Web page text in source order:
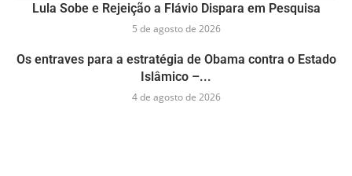
Lula Sobe e Rejeição a Flávio Dispara em Pesquisa
5 de agosto de 2026
Os entraves para a estratégia de Obama contra o Estado
Islâmico –...
4 de agosto de 2026